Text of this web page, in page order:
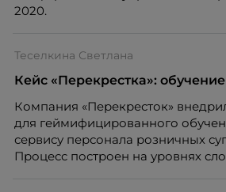
2020.
Теселкина Светлана
Кейс «Перекрестка»: обучение
Компания «Перекресток»
для геймифицированного
сервису персонала розничных
Процесс построен на уровнях